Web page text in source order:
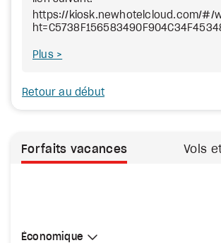
https://kiosk.newhotelcloud.com/#/
Plus
Retour au début
Forfaits vacances Vols
Sélectionner une cabine
Économique
Économique